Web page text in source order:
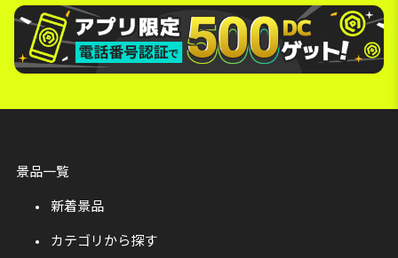
景品一覧
新着景品
カテゴリから探す